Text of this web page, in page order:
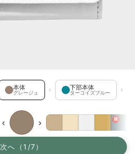
本体
グレージュ
下部本体
ターコイズブルー
限
‹ ›
次へ（1/7）